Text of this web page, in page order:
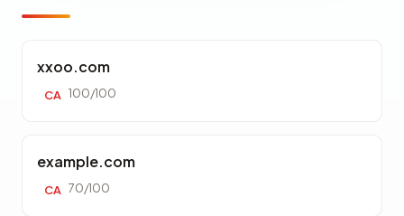
xxoo.com
CA 100/100
example.com
CA 70/100